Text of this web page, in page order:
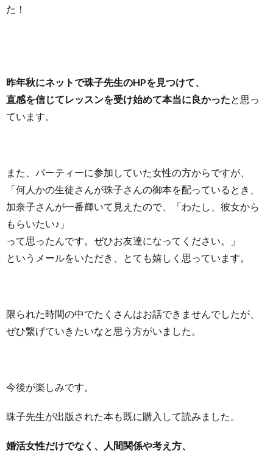
た！
昨年秋にネットで珠子先生のHPを見つけて、
直感を信じてレッスンを受け始めて本当に良かったと思っ
ています。
また、パーティーに参加していた女性の方からですが、
「何人かの生徒さんが珠子さんの御本を配っているとき、
加奈子さんが一番輝いて見えたので、「わたし、 彼女から
もらいたい♪」
って思ったんです。 ぜひお友達になってください。」
というメールをいただき、
とても嬉しく思っています。
限られた時間の中でたくさんはお話できませんでしたが、
ぜひ繋げていきたいなと思う方がいました。
今後が楽しみです。
珠子先生が出版された本も既に購入して読みました。
婚活女性だけでなく、人間関係や考え方、